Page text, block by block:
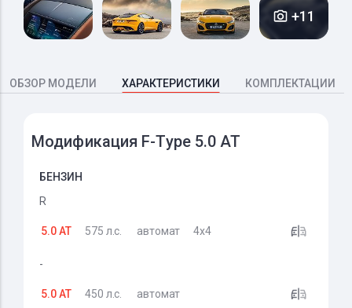
+11
ОБЗОР МОДЕЛИ ХАРАКТЕРИСТИКИ КОМПЛЕКТАЦИИ
Модификация F-Type 5.0 AT
БЕНЗИН
R
5.0 AT 575 л.с. автомат 4x4
-
5.0 AT 450 л.с. автомат